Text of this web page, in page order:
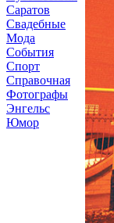
Саратов
Свадебные
Мода
События
Спорт
Справочная
Фотографы
Энгельс
Юмор